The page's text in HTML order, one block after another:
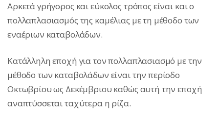
Αρκετά γρήγορος και εύκολος τρόπος είναι και ο
πολλαπλασιασμός της καμέλιας με τη μέθοδο των
εναέριων καταβολάδων.
Κατάλληλη εποχή για τον πολλαπλασιασμό με την
μέθοδο των καταβολάδων είναι την περίοδο
Οκτωβρίου ως Δεκέμβριου καθώς αυτή την εποχή
αναπτύσσεται ταχύτερα η ρίζα.